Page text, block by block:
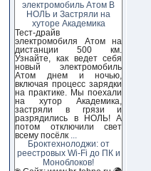
электромобиль Атом В
НОЛЬ и Застряли на
хуторе Академика
Тест-драйв
электромобиля Атом на
дистанции 500 км.
Узнайте, как ведет себя
новый электромобиль
Атом днем и ночью,
включая процесс зарядки
на практике. Мы поехали
на хутор Академика,
застряли в грязи и
разрядились в НОЛЬ! А
потом отключили свет
всему посёлк
Броктехнолоджи: от
реестровых Wi-Fi до ПК и
Моноблоков!